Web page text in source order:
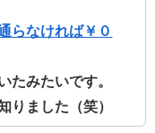
らなければ￥０
たみたいです。
りました（笑）